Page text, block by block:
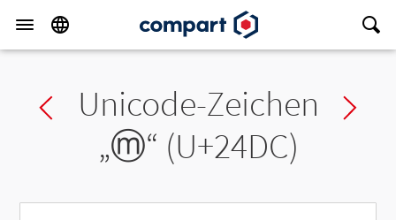
Previous char
Unicode-Zeichen
„ⓜ“ (U+24DC)